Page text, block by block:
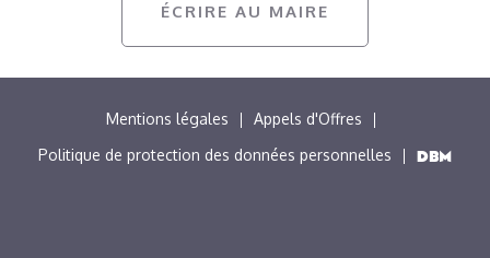
ÉCRIRE AU MAIRE
MENU
PIED
Mentions légales
Appels d'Offres
Politique de protection des données personnelles